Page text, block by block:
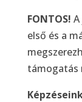
FONTOS!
első és a
támogatás